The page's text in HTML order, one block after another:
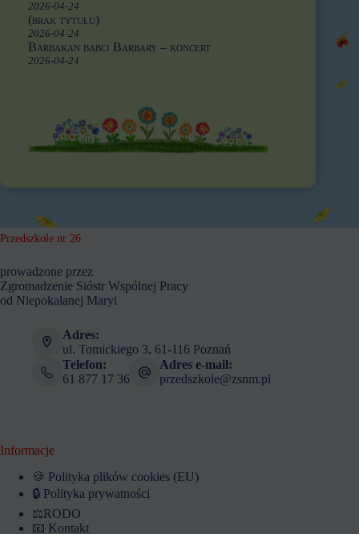
2026-04-24
(brak tytułu)
2026-04-24
Barbakan babci Barbary – koncert
2026-04-24
Przedszkole nr 26
prowadzone przez
Zgromadzenie Sióstr Wspólnej Pracy
od Niepokalanej Maryi
Adres:
ul. Tomickiego 3, 61-116 Poznań
Telefon:
61 877 17 36
Adres e-mail:
przedszkole@zsnm.pl
Informacje
🍪 Polityka plików cookies (EU)
🔒 Polityka prywatności
⚖️RODO
📧 Kontakt